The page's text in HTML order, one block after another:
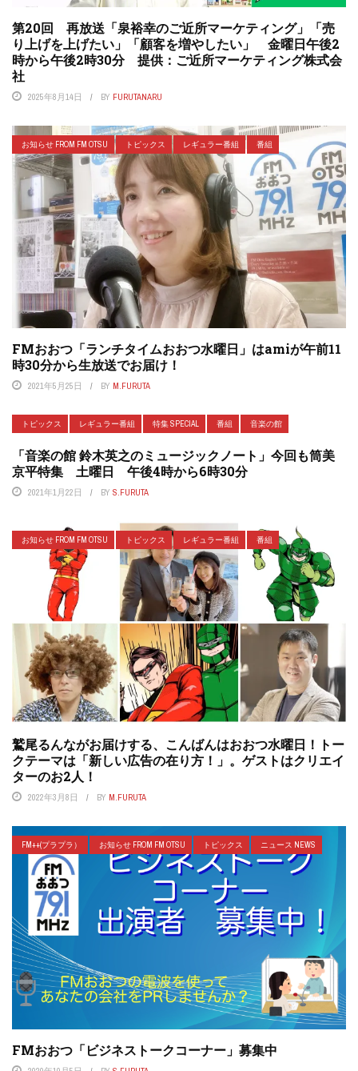
第20回 再放送「泉裕幸のご近所マーケティング」「売
り上げを上げたい」「顧客を増やしたい」 金曜日午後2
時から午後2時30分 提供：ご近所マーケティング株式会
社
2025年8月14日 BY FURUTANARU
お知らせ FROM FM OTSU トピックス レギュラー番組 番組
FMおおつ「ランチタイムおおつ水曜日」はamiが午前11
時30分から生放送でお届け！
2021年5月25日 BY M.FURUTA
トピックス レギュラー番組 特集 SPECIAL 番組 音楽の館
「音楽の館 鈴木英之のミュージックノート」今回も筒美
京平特集 土曜日 午後4時から6時30分
2021年1月22日 BY S.FURUTA
お知らせ FROM FM OTSU トピックス レギュラー番組 番組
鷲尾るんながお届けする、こんばんはおおつ水曜日！トー
クテーマは「新しい広告の在り方！」。ゲストはクリエイ
ターのお2人！
2022年3月8日 BY M.FURUTA
FM++(プラプラ） お知らせ FROM FM OTSU トピックス ニュース NEWS
FMおおつ「ビジネストークコーナー」募集中